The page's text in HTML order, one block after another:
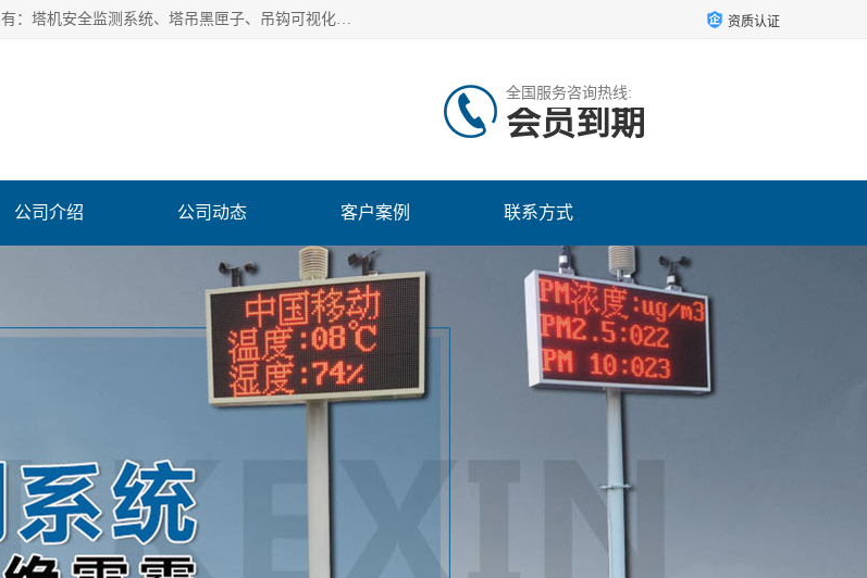
安徽赛芙智能科技有限公司是一家主营智慧化工地解决方案的企业，主营产品有：塔机安全监测系统、塔吊黑匣子、吊钩可视化、吊钩可视化系统、塔机安全监控系统、塔机黑匣子等。创建至今始终关注用户需求，为用户提供有的产品和服务。 资质认证
全国服务咨询热线:
会员到期
公司介绍 公司动态 客户案例 联系方式